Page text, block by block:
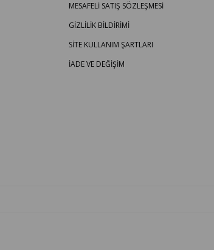
MESAFELİ SATIŞ SÖZLEŞMESİ
GİZLİLİK BİLDİRİMİ
SİTE KULLANIM ŞARTLARI
İADE VE DEĞİŞİM